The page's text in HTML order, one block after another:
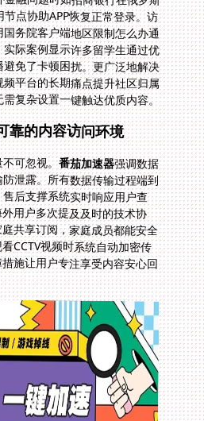
复杂设置一键触达优质内容。
靠的内容访问环境
可忽视。番茄加速器强调数据
安全加密技术，专线传输防泄露。所有数据传输过程端到
端加密确保隐私受保护。售后支撑系统实时响应用户查
询，专业团队解决疑难海外用户多次提及及时的技术协
助。多端同步支持允许家庭共享订阅，家庭成员都能安全
稳定连接。日常应用如观看CCTV视频时系统自动加密传
输流减少数据风险。保障措施让用户专注享受内容安心回